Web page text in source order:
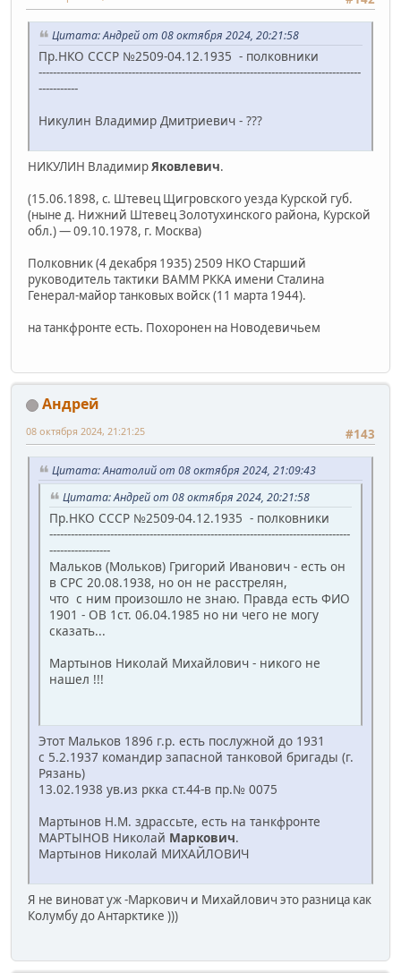
Цитата: Андрей от 08 октября 2024, 20:21:58
Пр.НКО СССР №2509-04.12.1935 - полковники
------------------------------------------------------------------------------------------
-----------
Никулин Владимир Дмитриевич - ???
НИКУЛИН ВладимирЯковлевич.
(15.06.1898, с. Штевец Щигровского уезда Курской губ.
(ныне д. Нижний Штевец Золотухинского района, Курской
обл.) — 09.10.1978, г. Москва)
Полковник (4 декабря 1935) 2509 НКО Старший
руководитель тактики ВАММ РККА имени Сталина
Генерал-майор танковых войск (11 марта 1944).
на танкфронте есть. Похоронен на Новодевичьем
Андрей
#143
08 октября 2024, 21:21:25
Цитата: Анатолий от 08 октября 2024, 21:09:43
Цитата: Андрей от 08 октября 2024, 20:21:58
Пр.НКО СССР №2509-04.12.1935 - полковники
------------------------------------------------------------------------------------
-----------------
Мальков (Мольков) Григорий Иванович - есть он
в СРС 20.08.1938, но он не расстрелян,
что с ним произошло не знаю. Правда есть ФИО
1901 - ОВ 1ст. 06.04.1985 но ни чего не могу
сказать...
Мартынов Николай Михайлович - никого не
нашел !!!
Этот Мальков 1896 г.р. есть послужной до 1931
с 5.2.1937 командир запасной танковой бригады (г.
Рязань)
13.02.1938 ув.из ркка ст.44-в пр.№ 0075
Мартынов Н.М. здрассьте, есть на танкфронте
МАРТЫНОВ Николай Маркович.
Мартынов Николай МИХАЙЛОВИЧ
Я не виноват уж -Маркович и Михайлович это разница как
Колумбу до Антарктике )))